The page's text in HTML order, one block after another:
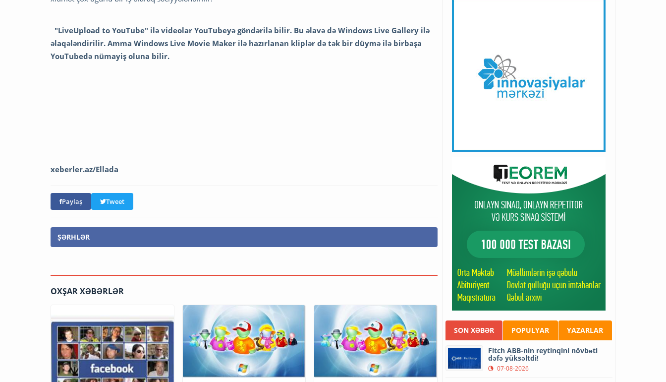
"LiveUpload to YouTube" ilə videolar YouTubeyə göndərilə bilir. Bu əlavə də Windows Live Gallery ilə
əlaqələndirilir. Amma Windows Live Movie Maker ilə hazırlanan kliplər də tək bir düymə ilə birbaşa
YouTubedə nümayiş oluna bilir.
xeberler.az/Ellada
Paylaş Tweet
ŞƏRHLƏR
OXŞAR XƏBƏRLƏR
SON XƏBƏR POPULYAR YAZARLAR
Fitch ABB-nin reytinqini növbəti
dəfə yüksəltdi!
07-08-2026